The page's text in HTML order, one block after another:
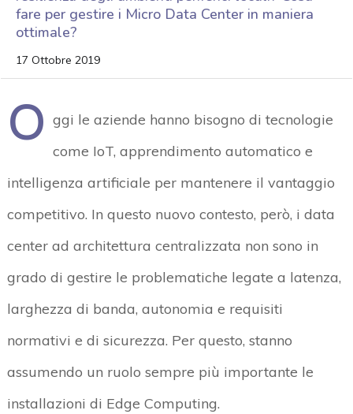
fare per gestire i Micro Data Center in maniera
ottimale?
17 Ottobre 2019
O ggi le aziende hanno bisogno di tecnologie
come IoT, apprendimento automatico e
intelligenza artificiale per mantenere il vantaggio
competitivo. In questo nuovo contesto, però, i data
center ad architettura centralizzata non sono in
grado di gestire le problematiche legate a latenza,
larghezza di banda, autonomia e requisiti
normativi e di sicurezza. Per questo, stanno
assumendo un ruolo sempre più importante le
installazioni di Edge Computing.